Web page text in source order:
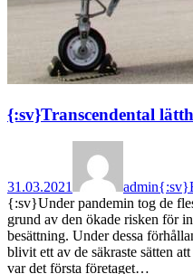
{:sv}Transcendental
31.03.2021 admin
{:sv}Under pandemin tog de
grund av den ökade risken för
besättning. Under dessa
blivit ett av de säkraste sätten
var det första företaget…